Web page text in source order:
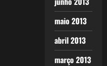
maio 2013
abril 2013
março 2013